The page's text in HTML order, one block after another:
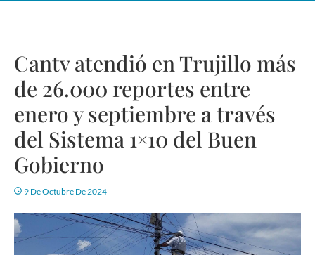
Cantv atendió en Trujillo más
de 26.000 reportes entre
enero y septiembre a través
del Sistema 1×10 del Buen
Gobierno
9 De Octubre De 2024